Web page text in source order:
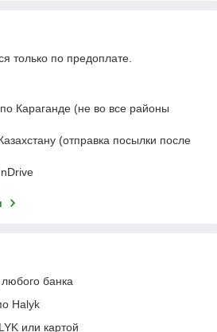
только по предоплате.
Караганде (не во все районы
(отправка посылки после
банка
Halyk
или картой